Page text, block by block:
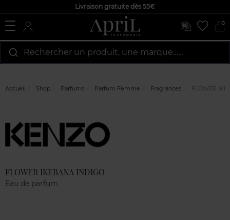
Livraison gratuite dès 55€
0
Rechercher un produit, une marque…...
Accueil Shop Parfums Parfum Femme Fragrances FLOWER
FLOWER IKEBANA INDIGO
Eau de parfum